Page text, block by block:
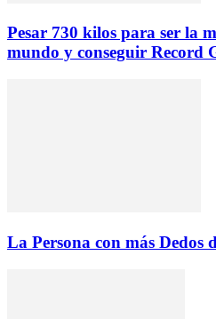
Pesar 730 kilos para ser la
mundo y conseguir Record
La Persona con más Dedos